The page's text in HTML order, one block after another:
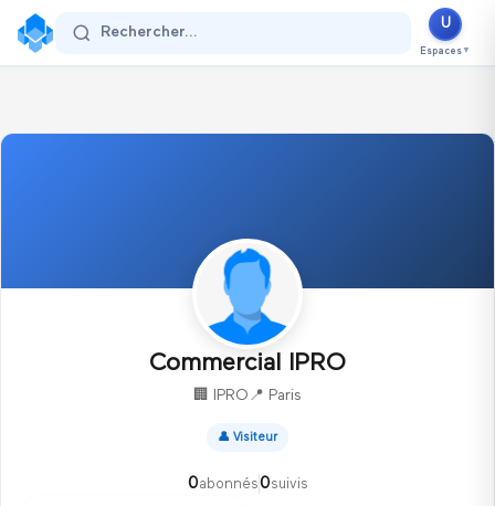
Se connecter
Rechercher...
U
Espaces ▼
Commercial IPRO
🏢 IPRO 📍 Paris
👤 Visiteur
0abonnés0suivis